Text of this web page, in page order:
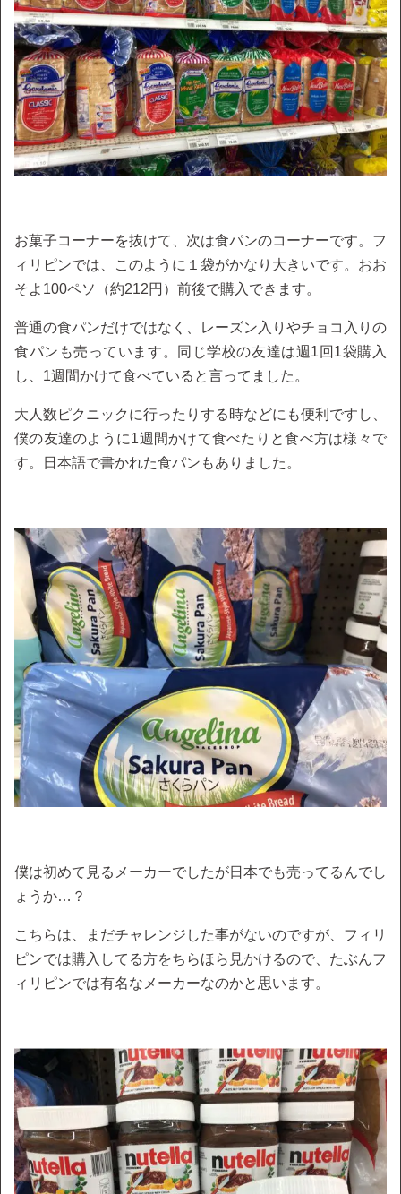
お菓子コーナーを抜けて、次は食パンのコーナーです。フ
ィリピンでは、このように１袋がかなり大きいです。おお
そよ100ペソ（約212円）前後で購入できます。
普通の食パンだけではなく、レーズン入りやチョコ入りの
食パンも売っています。同じ学校の友達は週1回1袋購入
し、1週間かけて食べていると言ってました。
大人数ピクニックに行ったりする時などにも便利ですし、
僕の友達のように1週間かけて食べたりと食べ方は様々で
す。日本語で書かれた食パンもありました。
僕は初めて見るメーカーでしたが日本でも売ってるんでし
ょうか…？
こちらは、まだチャレンジした事がないのですが、フィリ
ピンでは購入してる方をちらほら見かけるので、たぶんフ
ィリピンでは有名なメーカーなのかと思います。